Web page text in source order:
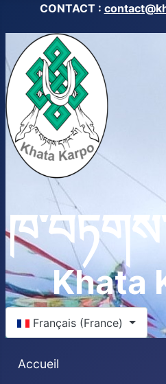
CONTACT :
Khata
Sélectionnez votre langue
Français (France)
Accueil